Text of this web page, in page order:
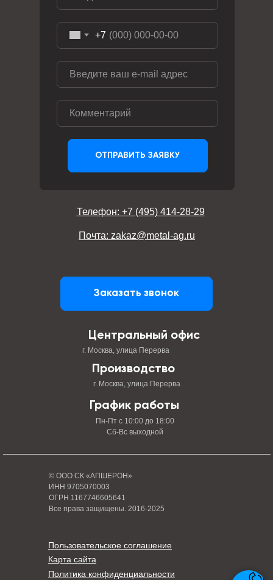
© ООО СК «АПШЕРОН»
ИНН 9705070003
ОГРН 1167746605641
Все права защищены. 2016-2025
Политика конфиденциальности
Карта сайта
Пользовательское соглашение
+7
ОТПРАВИТЬ ЗАЯВКУ
Центральный офис
г. Москва, улица Перерва
График работы
Пн-Пт с 10:00 до 18:00
Сб-Вс выходной
Производство
г. Москва, улица Перерва
Телефон: +7 (495) 414-28-29
Почта: zakaz@metal-ag.ru
Заказать звонок